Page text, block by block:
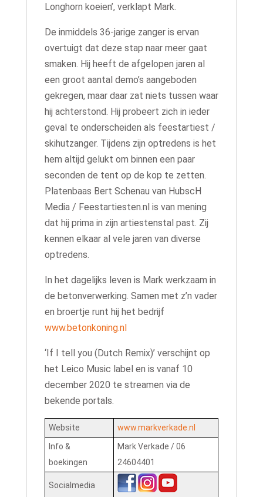
Longhorn koeien’, verklapt Mark.
De inmiddels 36-jarige zanger is ervan
overtuigt dat deze stap naar meer gaat
smaken. Hij heeft de afgelopen jaren al
een groot aantal demo’s aangeboden
gekregen, maar daar zat niets tussen waar
hij achterstond. Hij probeert zich in ieder
geval te onderscheiden als feestartiest /
skihutzanger. Tijdens zijn optredens is het
hem altijd gelukt om binnen een paar
seconden de tent op de kop te zetten.
Platenbaas Bert Schenau van HubscH
Media / Feestartiesten.nl is van mening
dat hij prima in zijn artiestenstal past. Zij
kennen elkaar al vele jaren van diverse
optredens.
In het dagelijks leven is Mark werkzaam in
de betonverwerking. Samen met z’n vader
en broertje runt hij het bedrijf
www.betonkoning.nl
‘If I tell you (Dutch Remix)’ verschijnt op
het Leico Music label en is vanaf 10
december 2020 te streamen via de
bekende portals.
Website
www.markverkade.nl
Info &
boekingen
Mark Verkade / 06
24604401
Socialmedia